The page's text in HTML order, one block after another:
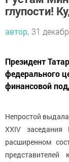
глупости!
автор, 31
Президент
федерального
финансовой
Непростой
XXIV заседания
расширенном